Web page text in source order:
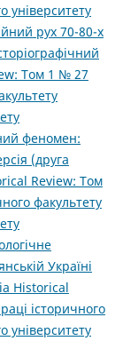
університету
рух 70-80-х
Том 1 № 27
феномен:
(друга
Review: Том
факультету
Україні
Historical
історичного
університету